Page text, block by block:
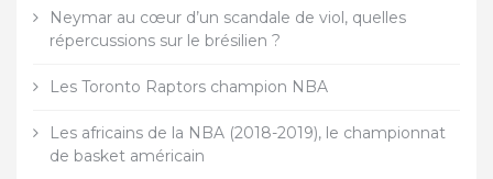
Neymar au cœur d’un scandale de viol, quelles
répercussions sur le brésilien ?
Les Toronto Raptors champion NBA
Les africains de la NBA (2018-2019), le championnat
de basket américain